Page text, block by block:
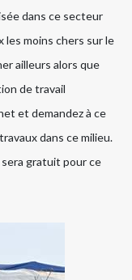
dans ce secteur
les moins chers sur le
ailleurs alors que
de travail
et demandez à ce
dans ce milieu.
sera gratuit pour ce